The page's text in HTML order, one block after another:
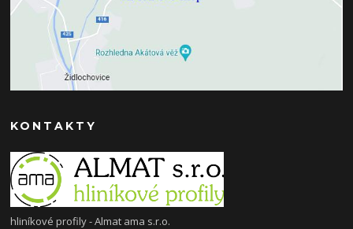
KONTAKTY
hliníkové profily - Almat ama s.r.o.